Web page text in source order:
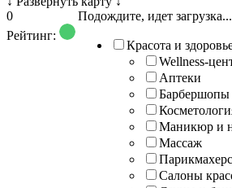
Подождите, идет загрузка...
Красота и
Wellness-
Аптеки
Барбершопы
Маникюр и
Массаж
Салоны
0
Рейтинг: